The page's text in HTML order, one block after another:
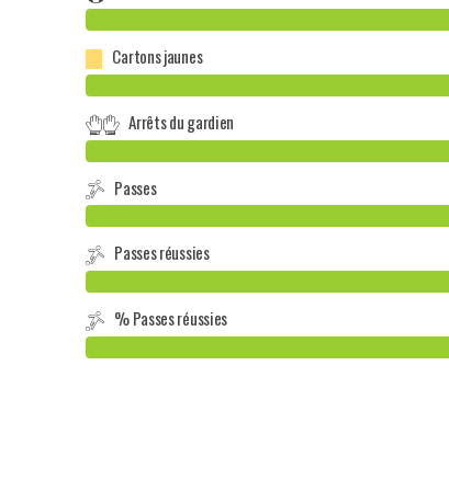
Cartons jaunes
Arrêts du gardien
Passes
Passes réussies
% Passes réussies